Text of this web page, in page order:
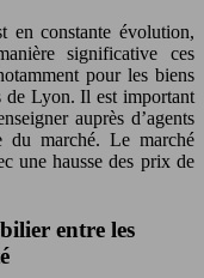
en constante évolution,
significative ces
pour les biens
de Lyon. Il est important
auprès d’agents
marché. Le marché
une hausse des prix de
entre les